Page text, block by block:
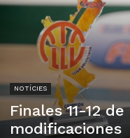
NOTÍCIES
Finales 11-12
modificaciones